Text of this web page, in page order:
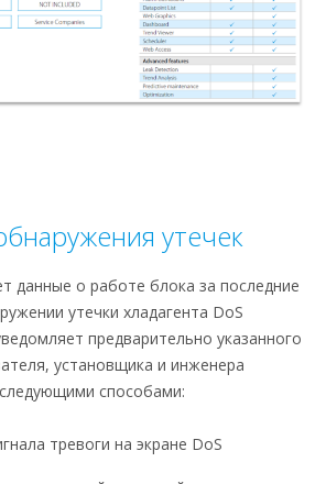
утечек
данные о работе блока за последние
утечки хладагента DoS
предварительно указанного
установщика и инженера
способами:
тревоги на экране DoS